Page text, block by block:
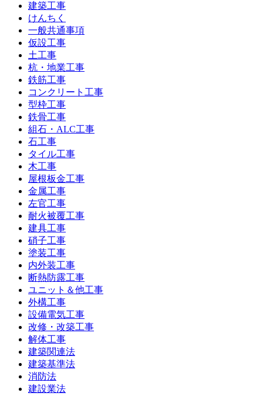
建築工事
けんちく
一般共通事項
仮設工事
土工事
杭・地業工事
鉄筋工事
コンクリート工事
型枠工事
鉄骨工事
組石・ALC工事
石工事
タイル工事
木工事
屋根板金工事
金属工事
左官工事
耐火被覆工事
建具工事
硝子工事
塗装工事
内外装工事
断熱防露工事
ユニット＆他工事
外構工事
設備電気工事
改修・改築工事
解体工事
建築関連法
建築基準法
消防法
建設業法